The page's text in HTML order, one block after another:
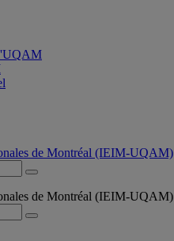
de Montréal (IEIM-UQAM)
de Montréal (IEIM-UQAM)